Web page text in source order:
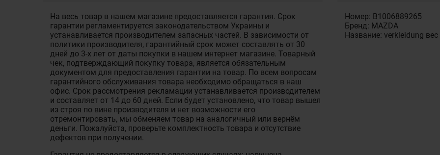
На весь товар в нашем магазине предоставляется гарантия. Срок
гарантии регламентируется законодательством Украины и
устанавливается производителем запасных частей. В зависимости от
политики производителя, гарантийный срок может составлять от 30
дней до 3-х лет от даты покупки в нашем интернет магазине. Товарный
чек, подтверждающий покупку товара, является обязательным
документом для предоставления гарантии на товар. По всем вопросам
гарантийного обслуживания товара необходимо обращаться в наш
офис. Срок рассмотрения рекламации устанавливается производителем
и составляет от 14 до 60 дней. Если будет установлено, что товар вышел
из строя по вине производителя и нет возможности его
отремонтировать, мы обменяем товар на аналогичный или вернём
деньги. Пожалуйста, проверьте комплектность товара и отсутствие
дефектов при получении.
Номер: B1006889265
Бренд: MAZDA
Название: verkleidung вес